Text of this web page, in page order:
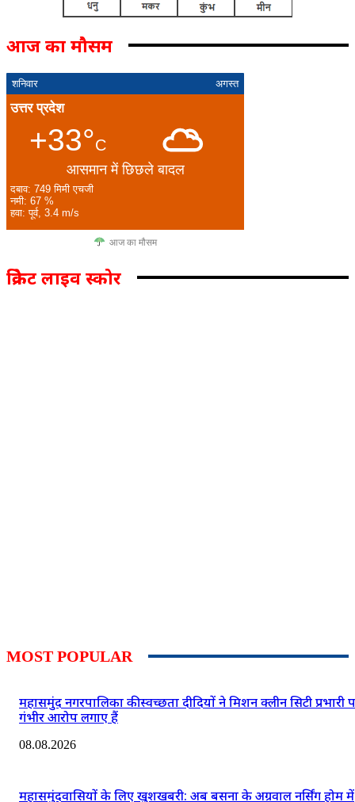
आज का मौसम
शनिवार अगस्त
उत्तर प्रदेश
+33°C
आसमान में छिछले बादल
दबाव: 749 मिमी एचजी
नमी: 67 %
हवा: पूर्व, 3.4 m/s
आज का मौसम
क्रिकेट लाइव स्कोर
MOST POPULAR
महासमुंद नगरपालिका की स्वच्छता दीदियों ने मिशन क्लीन सिटी प्रभारी
गंभीर आरोप लगाए हैं
08.08.2026
महासमुंदवासियों के लिए खुशखबरी: अब बसना के अग्रवाल नर्सिंग होम में